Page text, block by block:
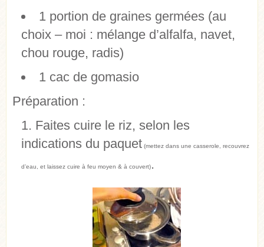
1 portion de graines germées (au
choix – moi : mélange d’alfalfa, navet,
chou rouge, radis)
1 cac de gomasio
Préparation :
Faites cuire le riz, selon les
indications du paquet (mettez dans une casserole, recouvrez
d’eau, et laissez cuire à feu moyen & à couvert).